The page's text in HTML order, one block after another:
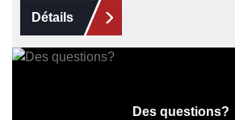
Des questions?
Détails